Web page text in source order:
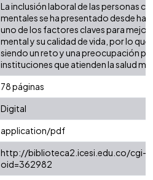
La inclusión laboral de las personas
mentales se ha presentado desde
uno de los factores claves para
mental y su calidad de vida, por lo que
siendo un reto y una preocupación
instituciones que atienden la salud
78 páginas
Digital
application/pdf
http://biblioteca2.icesi.edu.co/cgi-
oid=362982